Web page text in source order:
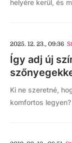
helyére kerül, és
2025. 12. 23., 09:36
Így adj új
Ki ne szeretné,
komfortos legyen?